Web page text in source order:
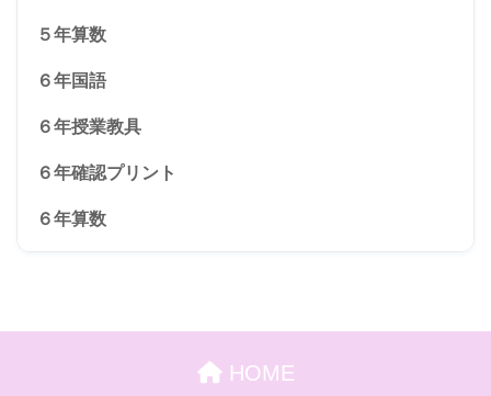
５年算数
６年国語
６年授業教具
６年確認プリント
６年算数
HOME